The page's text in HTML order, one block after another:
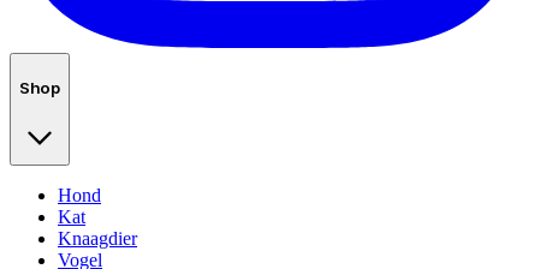
Shop
Hond
Kat
Knaagdier
Vogel